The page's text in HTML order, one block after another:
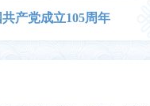
产党成立105周年